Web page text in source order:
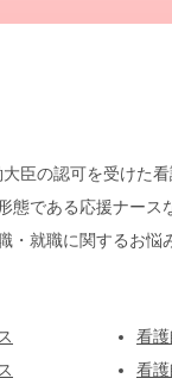
臣の認可を受け
態である応援ナー
就職に関するお悩
看
看